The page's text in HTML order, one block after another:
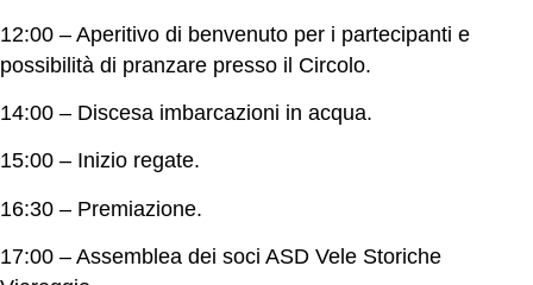
12:00 – Aperitivo di benvenuto per i partecipanti e
possibilità di pranzare presso il Circolo.
14:00 – Discesa imbarcazioni in acqua.
15:00 – Inizio regate.
16:30 – Premiazione.
17:00 – Assemblea dei soci ASD Vele Storiche